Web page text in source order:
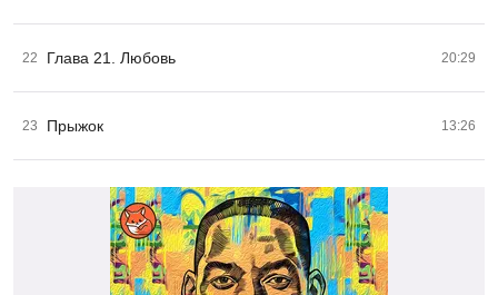
22 Глава 21. Любовь 20:29
23 Прыжок 13:26